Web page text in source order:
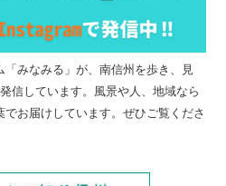
みなみる」が、南信州を歩き、見
信しています。風景や人、地域なら
お届けしています。ぜひご覧くださ